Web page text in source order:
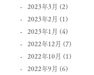
2023年3月 (2)
2023年2月 (1)
2023年1月 (4)
2022年12月 (7)
2022年10月 (1)
2022年9月 (6)